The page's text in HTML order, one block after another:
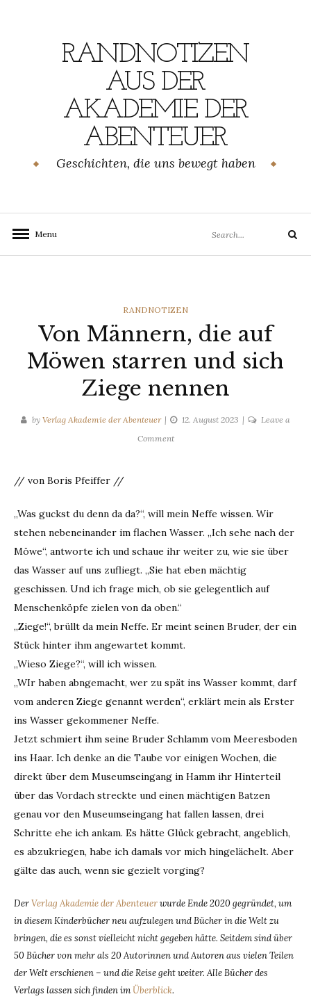
RANDNOTIZEN
AUS DER
AKADEMIE DER
ABENTEUER
Geschichten, die uns bewegt haben
Menu
for:
Search
CATEGORIES
RANDNOTIZEN
Von Männern, die auf
Möwen starren und sich
Ziege nennen
by Verlag Akademie der Abenteuer 12. August 2023
Leave a
Commenton
Möwen
starren
und
nennen
// von Boris Pfeiffer //
„Was guckst du denn da da?“, will mein Neffe wissen. Wir
stehen nebeneinander im flachen Wasser. „Ich sehe nach der
Möwe“, antworte ich und schaue ihr weiter zu, wie sie über
das Wasser auf uns zufliegt. „Sie hat eben mächtig
geschissen. Und ich frage mich, ob sie gelegentlich auf
Menschenköpfe zielen von da oben.“
„Ziege!“, brüllt da mein Neffe. Er meint seinen Bruder, der ein
Stück hinter ihm angewartet kommt.
„Wieso Ziege?“, will ich wissen.
„WIr haben abngemacht, wer zu spät ins Wasser kommt, darf
vom anderen Ziege genannt werden“, erklärt mein als Erster
ins Wasser gekommener Neffe.
Jetzt schmiert ihm seine Bruder Schlamm vom Meeresboden
ins Haar. Ich denke an die Taube vor einigen Wochen, die
direkt über dem Museumseingang in Hamm ihr Hinterteil
über das Vordach streckte und einen mächtigen Batzen
genau vor den Museumseingang hat fallen lassen, drei
Schritte ehe ich ankam. Es hätte Glück gebracht, angeblich,
es abzukriegen, habe ich damals vor mich hingelächelt. Aber
gälte das auch, wenn sie gezielt vorging?
DerVerlag Akademie der Abenteuerwurde Ende 2020 gegründet, um
in diesem Kinderbücher neu aufzulegen und Bücher in die Welt zu
bringen, die es sonst vielleicht nicht gegeben hätte. Seitdem sind über
50 Bücher von mehr als 20 Autorinnen und Autoren aus vielen Teilen
der Welt erschienen – und die Reise geht weiter. Alle Bücher des
Verlags lassen sich finden imÜberblick.